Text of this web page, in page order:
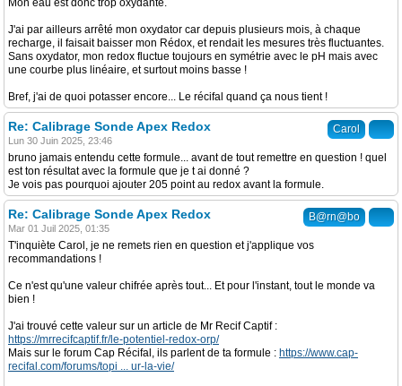
Mon eau est donc trop oxydante.
J'ai par ailleurs arrêté mon oxydator car depuis plusieurs mois, à chaque
recharge, il faisait baisser mon Rédox, et rendait les mesures très fluctuantes.
Sans oxydator, mon redox fluctue toujours en symétrie avec le pH mais avec
une courbe plus linéaire, et surtout moins basse !
Bref, j'ai de quoi potasser encore... Le récifal quand ça nous tient !
Carol
Re: Calibrage Sonde Apex Redox
Lun 30 Juin 2025, 23:46
bruno jamais entendu cette formule... avant de tout remettre en question ! quel
est ton résultat avec la formule que je t ai donné ?
Je vois pas pourquoi ajouter 205 point au redox avant la formule.
B@rn@bo
Re: Calibrage Sonde Apex Redox
Mar 01 Juil 2025, 01:35
T'inquiète Carol, je ne remets rien en question et j'applique vos
recommandations !
Ce n'est qu'une valeur chifrée après tout... Et pour l'instant, tout le monde va
bien !
J'ai trouvé cette valeur sur un article de Mr Recif Captif :
https://mrrecifcaptif.fr/le-potentiel-redox-orp/
Mais sur le forum Cap Récifal, ils parlent de ta formule : https://www.cap-
recifal.com/forums/topi ... ur-la-vie/